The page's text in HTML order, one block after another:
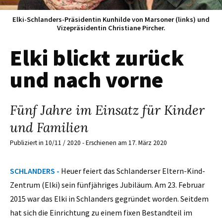
Elki-Schlanders-Präsidentin Kunhilde von Marsoner (links) und
Vizepräsidentin Christiane Pircher.
Elki blickt zurück
und nach vorne
Fünf Jahre im Einsatz für Kinder
und Familien
Publiziert in 10/11 / 2020 - Erschienen am 17. März 2020
SCHLANDERS - Heuer feiert das Schlanderser Eltern-Kind-
Zentrum (Elki) sein fünfjähriges Jubiläum. Am 23. Februar
2015 war das Elki in Schlanders gegründet worden. Seitdem
hat sich die Einrichtung zu einem fixen Bestandteil im